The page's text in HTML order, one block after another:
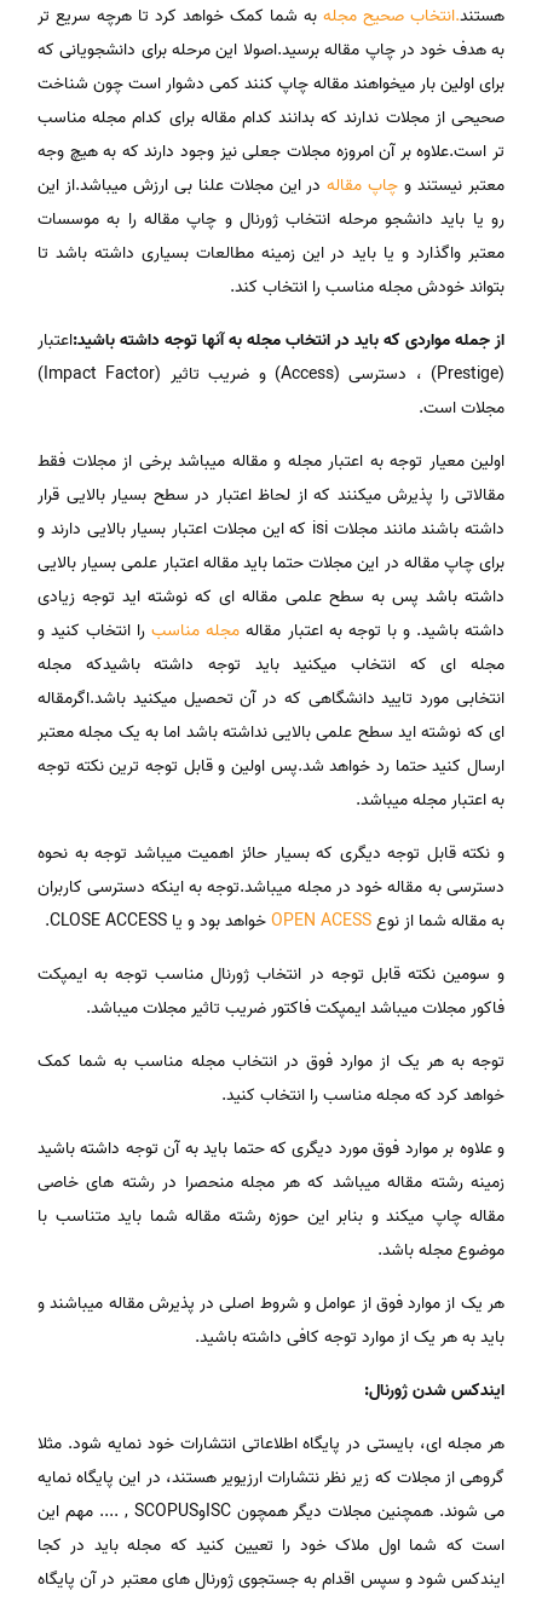
هستند.انتخاب صحیح مجله به شما کمک خواهد کرد تا هرچه سریع تر
به هدف خود در چاپ مقاله برسید.اصولا این مرحله برای دانشجویانی که
برای اولین بار میخواهند مقاله چاپ کنند کمی دشوار است چون شناخت
صحیحی از مجلات ندارند که بدانند کدام مقاله برای کدام مجله مناسب
تر است.علاوه بر آن امروزه مجلات جعلی نیز وجود دارند که به هیچ وجه
معتبر نیستند و چاپ مقالهدر این مجلات علنا بی ارزش میباشد.از این
رو یا باید دانشجو مرحله انتخاب ژورنال و چاپ مقاله را به موسسات
معتبر واگذارد و یا باید در این زمینه مطالعات بسیاری داشته باشد تا
بتواند خودش مجله مناسب را انتخاب کند.
از جمله مواردی که باید در انتخاب مجله به آنها توجه داشته باشید:اعتبار
(Prestige) ، دسترسی (Access) و ضریب تاثیر (Impact Factor)
مجلات است.
اولین معیار توجه به اعتبار مجله و مقاله میباشد برخی از مجلات فقط
مقالاتی را پذیرش میکنند که از لحاظ اعتبار در سطح بسیار بالایی قرار
داشته باشند مانند مجلات isi که این مجلات اعتبار بسیار بالایی دارند و
برای چاپ مقاله در این مجلات حتما باید مقاله اعتبار علمی بسیار بالایی
داشته باشد پس به سطح علمی مقاله ای که نوشته اید توجه زیادی
داشته باشید. و با توجه به اعتبار مقاله مجله مناسبرا انتخاب کنید و
مجله ای که انتخاب میکنید باید توجه داشته باشیدکه مجله
انتخابی مورد تایید دانشگاهی که در آن تحصیل میکنید باشد.اگرمقاله
ای که نوشته اید سطح علمی بالایی نداشته باشد اما به یک مجله معتبر
ارسال کنید حتما رد خواهد شد.پس اولین و قابل توجه ترین نکته توجه
به اعتبار مجله میباشد.
و نکته قابل توجه دیگری که بسیار حائز اهمیت میباشد توجه به نحوه
دسترسی به مقاله خود در مجله میباشد.توجه به اینکه دسترسی کاربران
به مقاله شما از نوعOPEN ACESSخواهد بود و یا CLOSE ACCESS.
و سومین نکته قابل توجه در انتخاب ژورنال مناسب توجه به ایمپکت
فاکور مجلات میباشد ایمپکت فاکتور ضریب تاثیر مجلات میباشد.
توجه به هر یک از موارد فوق در انتخاب مجله مناسب به شما کمک
خواهد کرد که مجله مناسب را انتخاب کنید.
و علاوه بر موارد فوق مورد دیگری که حتما باید به آن توجه داشته باشید
زمینه رشته مقاله میباشد که هر مجله منحصرا در رشته های خاصی
مقاله چاپ میکند و بنابر این حوزه رشته مقاله شما باید متناسب با
موضوع مجله باشد.
هر یک از موارد فوق از عوامل و شروط اصلی در پذیرش مقاله میباشند و
باید به هر یک از موارد توجه کافی داشته باشید.
ایندکس شدن ژورنال:
هر مجله ای، بایستی در پایگاه اطلاعاتی انتشارات خود نمایه شود. مثلا
گروهی از مجلات که زیر نظر نتشارات ارزیویر هستند، در این پایگاه نمایه
می شوند. همچنین مجلات دیگر همچون ISCوSCOPUS , .... مهم این
است که شما اول ملاک خود را تعیین کنید که مجله باید در کجا
ایندکس شود و سپس اقدام به جستجوی ژورنال های معتبر در آن پایگاه